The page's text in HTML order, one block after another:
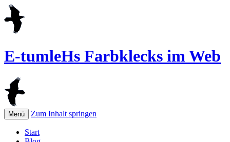
E-tumleHs Farbklecks im Web
Menü Zum Inhalt springen
Start